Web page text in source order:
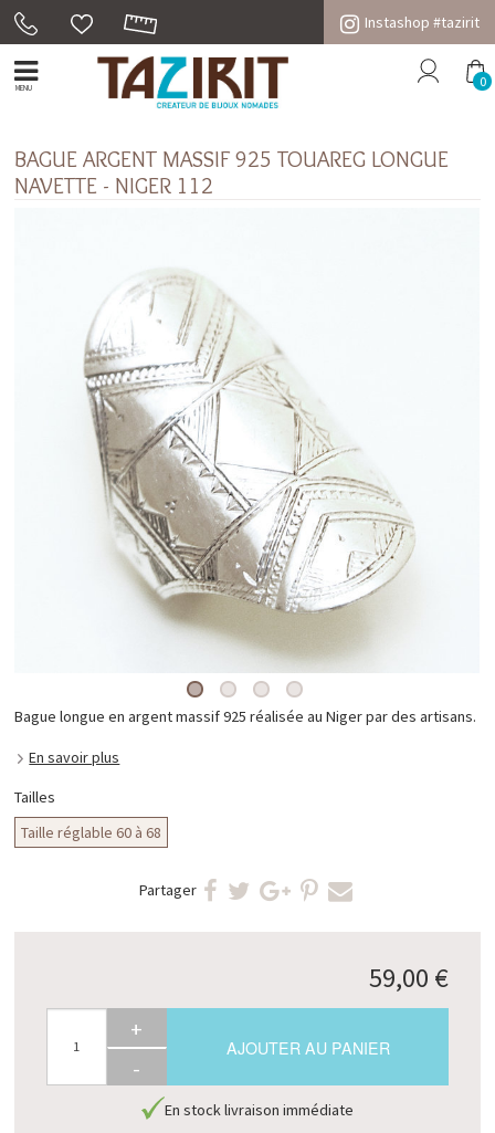
Instashop #tazirit
MENU 0
BAGUE ARGENT MASSIF 925 TOUAREG LONGUE
NAVETTE - NIGER 112
Bague longue en argent massif 925 réalisée au Niger par des artisans.
En savoir plus
Tailles
Taille réglable 60 à 68
Partager
59,00 €
+
-
AJOUTER AU PANIER
En stock livraison immédiate